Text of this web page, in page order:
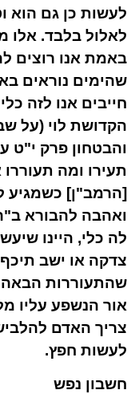
לעשות כן גם הוא
לאלול בלבד. אלו
באמת אנו רוצים
שהימים נוראים
חייבים אנו לזה
הקדושת לוי (על
והבטחון פרק
תעירו ומה
[הרמב"ן] כשמגיע
ואהבה להבורא
לה כלי, היינו
צדקה או ישב תיכף
שהתעוררות
אור הנשפע עליו
צריך האדם
לעשות חפץ.
חשבון נפש